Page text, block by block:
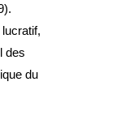
des
du